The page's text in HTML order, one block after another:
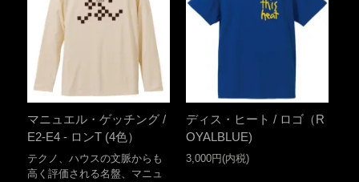
マニュエル・ゲッチング /
E2-E4 - ロンT (4色）
テクノ、ハウスの文脈からも
高く評価される名盤、マニュ
ディス・ヒート / ロゴ（R
OYALBLUE)
3,000円(内税)